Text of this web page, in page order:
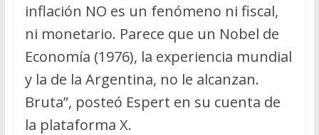
inflación NO es un fenómeno ni fiscal,
ni monetario. Parece que un Nobel de
Economía (1976), la experiencia mundial
y la de la Argentina, no le alcanzan.
Bruta”, posteó Espert en su cuenta de
la plataforma X.